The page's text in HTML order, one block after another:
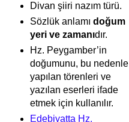
Divan şiiri nazım türü.
Sözlük anlamı doğum
yeri ve zamanıdır.
Hz. Peygamber’in
doğumunu, bu nedenle
yapılan törenleri ve
yazılan eserleri ifade
etmek için kullanılır.
Edebiyatta Hz.